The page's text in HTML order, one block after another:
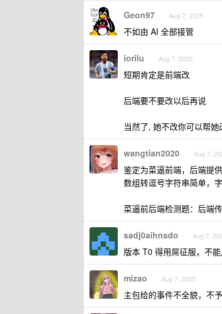
Geon97 Aug 7, 2025
不如由 AI 全部接管
iorilu Aug 7, 2025
短期肯定是前端改
后端要不要改以后再说
当然了, 她不改你可以帮她
wangtian2020 Aug 7,
鉴定为菜逼前端，后端提
数组转逗号字符串简单，
菜逼前后端检测题：后端
sadj0aihnsdo Aug 7,
版本 T0 得用屌征服，不能
mizao Aug 7, 2025
主包给的事件不全貌，不